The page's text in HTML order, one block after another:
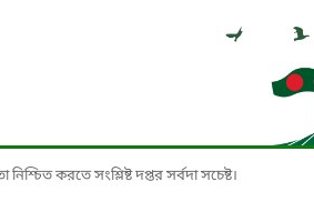
করতে সংশ্লিষ্ট দপ্তর সর্বদা সচেষ্ট।